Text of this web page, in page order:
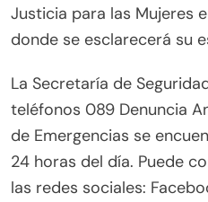
Justicia para las Mujeres
donde se esclarecerá su
La Secretaría de
teléfonos 089 Denuncia
de Emergencias se
24 horas del día. Puede
las redes sociales: